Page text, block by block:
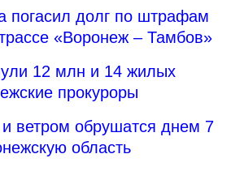
погасил долг по штрафам
«Воронеж – Тамбов»
12 млн и 14 жилых
прокуроры
ветром обрушатся днем 7
область